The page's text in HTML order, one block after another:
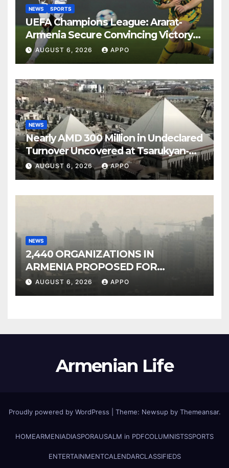
NEWS SPORTS
UEFA Champions League: Ararat-
Armenia Secure Convincing Victory
Over Shamrock Rovers 2-0
AUGUST 6, 2026 APPO
NEWS
Nearly AMD 300 Million in Undeclared
Turnover Uncovered at Tsarukyan-
Owned Entertainment Center
AUGUST 6, 2026 APPO
NEWS
2,440 ORGANIZATIONS IN
ARMENIA PROPOSED FOR
INCLUSION IN LIST OF AIR
AUGUST 6, 2026 APPO
Armenian Life
Proudly powered by WordPress Theme: Newsup by Themeansar.
HOMEARMENIADIASPORAUSALM in PDFCOLUMNISTSSPORTS
ENTERTAINMENTCALENDARCLASSIFIEDS